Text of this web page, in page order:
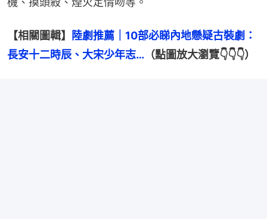
【相關圖輯】
陸劇推薦｜10部必睇內地懸疑古裝劇：
長安十二時辰、大宋少年志… （點圖放大瀏覽👇👇👇）